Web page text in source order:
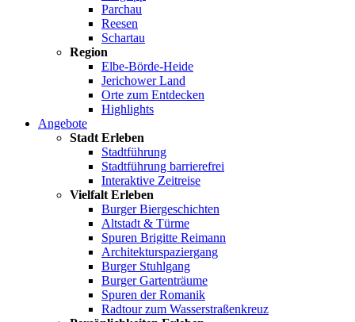
Parchau
Reesen
Schartau
Region
Elbe-Börde-Heide
Jerichower Land
Orte zum Entdecken
Highlights
Angebote
Stadt Erleben
Stadtführung
Stadtführung barrierefrei
Interaktive Zeitreise
Vielfalt Erleben
Burger Biergeschichten
Altstadt & Türme
Spuren Brigitte Reimann
Architekturspaziergang
Burger Stuhlgang
Burger Gartenträume
Spuren der Romanik
Radtour zum Wasserstraßenkreuz